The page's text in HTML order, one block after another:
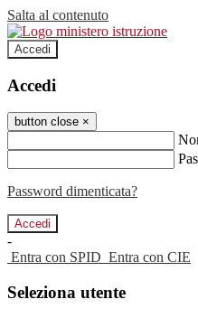
Salta al contenuto
Accedi
Accedi
button close ×
Password dimenticata?
-
Entra con SPID Entra con CIE
Seleziona utente